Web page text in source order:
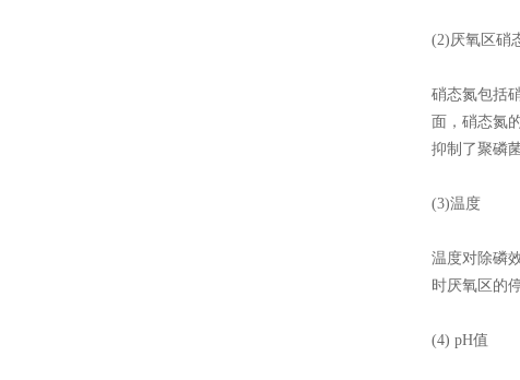
(2)厌氧区硝
硝态氮包括
面，硝态氮
抑制了聚磷
(3)温度
温度对除磷
时厌氧区的
(4) pH值